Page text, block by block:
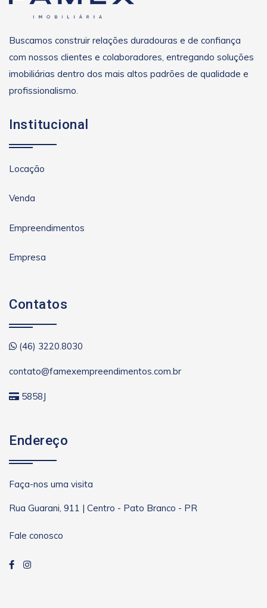
Buscamos construir relações duradouras e de confiança
com nossos clientes e colaboradores, entregando soluções
imobiliárias dentro dos mais altos padrões de qualidade e
profissionalismo.
Institucional
Locação
Venda
Empreendimentos
Empresa
Contatos
(46) 3220.8030
contato@famexempreendimentos.com.br
5858J
Endereço
Faça-nos uma visita
Rua Guarani, 911 | Centro - Pato Branco - PR
Fale conosco